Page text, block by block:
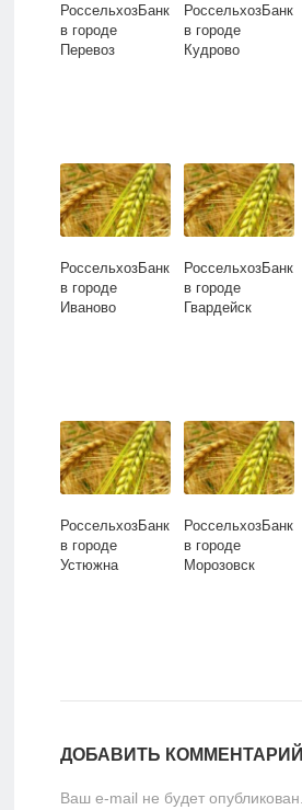
РоссельхозБанк
в городе
Перевоз
РоссельхозБанк
в городе
Кудрово
РоссельхозБанк
в городе
Иваново
РоссельхозБанк
в городе
Гвардейск
РоссельхозБанк
в городе
Устюжна
РоссельхозБанк
в городе
Морозовск
ДОБАВИТЬ КОММЕНТАРИЙ
Ваш e-mail не будет опубликован.